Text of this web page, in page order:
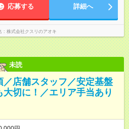
時間＞ 9時～22
ます。 ＜シフト例＞ 早番：8
番：11時～20時 遅番：13時～22時
応募する 詳細へ
株式会社クスリのアオキ
未読
店舗スタッフ／安定基盤
切に！／エリア手当あり